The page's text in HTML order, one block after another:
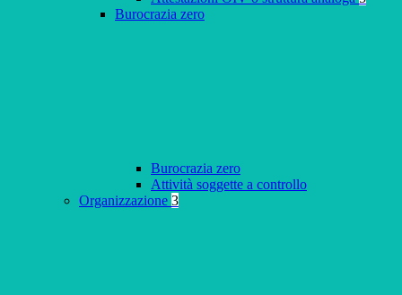
Burocrazia zero
Burocrazia zero
Attività soggette a controllo
Organizzazione 3